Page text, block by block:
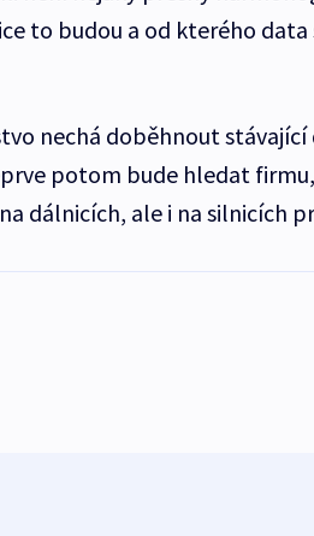
to budou a od kterého
nechá doběhnout
potom bude hledat
dálnicích, ale i na silnicích